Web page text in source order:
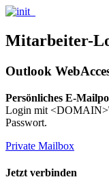
Mitarbeiter-
Outlook
Persönliches E-
Login mit
Passwort.
Private Mailbox
Jetzt verbinden